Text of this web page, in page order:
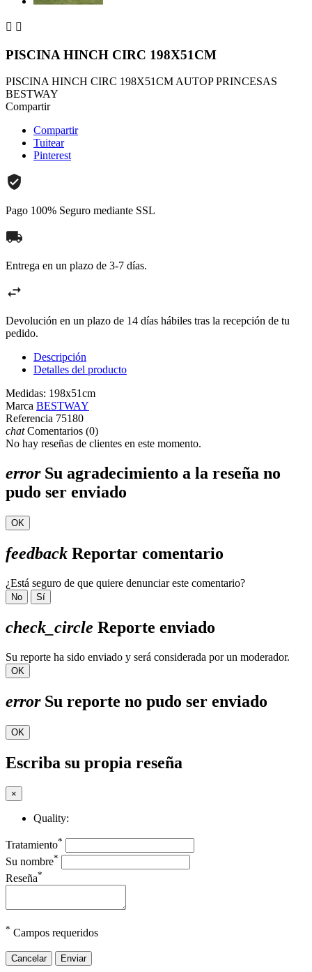
 
PISCINA HINCH CIRC 198X51CM
PISCINA HINCH CIRC 198X51CM AUTOP PRINCESAS
BESTWAY
Compartir
Compartir
Tuitear
Pinterest
Pago 100% Seguro mediante SSL
Entrega en un plazo de 3-7 días.
Devolución en un plazo de 14 días hábiles tras la recepción de tu
pedido.
Descripción
Detalles del producto
Medidas: 198x51cm
Marca BESTWAY
Referencia 75180
chatComentarios (0)
No hay reseñas de clientes en este momento.
errorSu agradecimiento a la reseña no
pudo ser enviado
OK
feedback Reportar comentario
¿Está seguro de que quiere denunciar este comentario?
No Sí
check_circle Reporte enviado
Su reporte ha sido enviado y será considerada por un moderador.
OK
errorSu reporte no pudo ser enviado
OK
Escriba su propia reseña
×
Quality:
Tratamiento*
Su nombre*
Reseña*
* Campos requeridos
Cancelar Enviar